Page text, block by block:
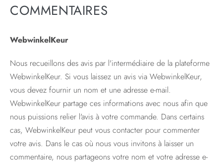
COMMENTAIRES
WebwinkelKeur
Nous recueillons des avis par l'intermédiaire de la plateforme
WebwinkelKeur. Si vous laissez un avis via WebwinkelKeur,
vous devez fournir un nom et une adresse e-mail.
WebwinkelKeur partage ces informations avec nous afin que
nous puissions relier l'avis à votre commande. Dans certains
cas, WebwinkelKeur peut vous contacter pour commenter
votre avis. Dans le cas où nous vous invitons à laisser un
commentaire, nous partageons votre nom et votre adresse e-